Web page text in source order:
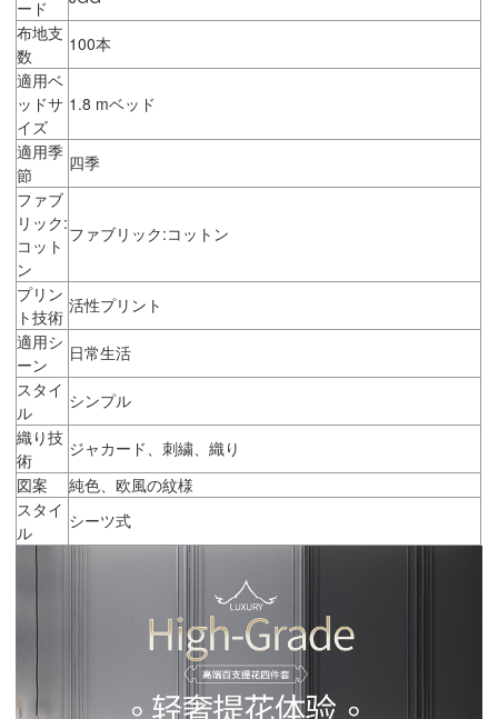
ード
布地支
数
100本
適用ベ
ッドサ
イズ
1.8 mベッド
適用季
節
四季
ファブ
リック:
コット
ン
ファブリック:コットン
プリン
ト技術
活性プリント
適用シ
ーン
日常生活
スタイ
ル
シンプル
織り技
術
ジャカード、刺繍、織り
図案
純色、欧風の紋様
スタイ
ル
シーツ式